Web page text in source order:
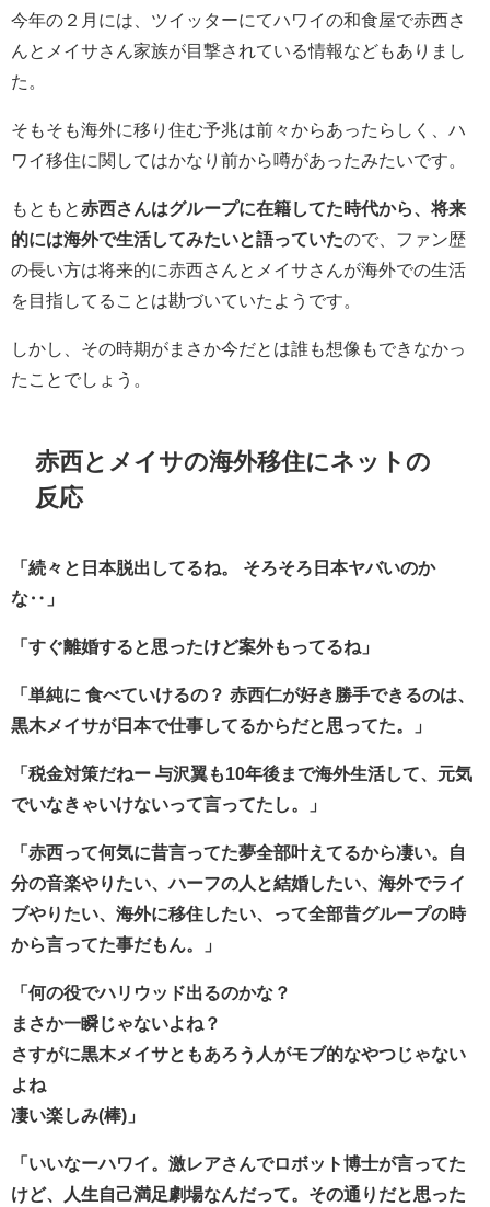
今年の２月には、ツイッターにてハワイの和食屋で赤西さ
んとメイサさん家族が目撃されている情報などもありまし
た。
そもそも海外に移り住む予兆は前々からあったらしく、ハ
ワイ移住に関してはかなり前から噂があったみたいです。
もともと赤西さんはグループに在籍してた時代から、将来
的には海外で生活してみたいと語っていたので、ファン歴
の長い方は将来的に赤西さんとメイサさんが海外での生活
を目指してることは勘づいていたようです。
しかし、その時期がまさか今だとは誰も想像もできなかっ
たことでしょう。
赤西とメイサの海外移住にネットの
反応
「続々と日本脱出してるね。 そろそろ日本ヤバいのか
な‥」
「すぐ離婚すると思ったけど案外もってるね」
「単純に 食べていけるの？ 赤西仁が好き勝手できるのは、
黒木メイサが日本で仕事してるからだと思ってた。」
「税金対策だねー 与沢翼も10年後まで海外生活して、元気
でいなきゃいけないって言ってたし。」
「赤西って何気に昔言ってた夢全部叶えてるから凄い。自
分の音楽やりたい、ハーフの人と結婚したい、海外でライ
ブやりたい、海外に移住したい、って全部昔グループの時
から言ってた事だもん。」
「何の役でハリウッド出るのかな？
まさか一瞬じゃないよね？
さすがに黒木メイサともあろう人がモブ的なやつじゃない
よね
凄い楽しみ(棒)」
「いいなーハワイ。激レアさんでロボット博士が言ってた
けど、人生自己満足劇場なんだって。その通りだと思った